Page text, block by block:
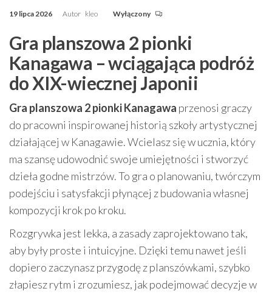
19 lipca 2026 Autor kleo Wyłączony
Gra planszowa 2 pionki
Kanagawa – wciągająca podróż
do XIX-wiecznej Japonii
Gra planszowa 2 pionki Kanagawa przenosi graczy
do pracowni inspirowanej historią szkoły artystycznej
działającej w Kanagawie. Wcielasz się w ucznia, który
ma szansę udowodnić swoje umiejętności i stworzyć
dzieła godne mistrzów. To gra o planowaniu, twórczym
podejściu i satysfakcji płynącej z budowania własnej
kompozycji krok po kroku.
Rozgrywka jest lekka, a zasady zaprojektowano tak,
aby były proste i intuicyjne. Dzięki temu nawet jeśli
dopiero zaczynasz przygodę z planszówkami, szybko
złapiesz rytm i zrozumiesz, jak podejmować decyzje w